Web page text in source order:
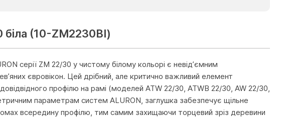
(10-ZM2230BI)
серії ZM 22/30 у чистому білому кольорі є невід’ємним
євровікон. Цей дрібний, але критично важливий елемент
профілю на рамі (моделей ATW 22/30, ATWB 22/30, AW 22/30,
параметрам систем ALURON, заглушка забезпечує щільне
всередину профілю, тим самим захищаючи торцевий зріз деревини